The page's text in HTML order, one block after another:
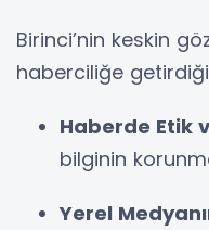
Birinci’nin keskin
haberciliğe
Haberde Etik
bilginin
Yerel